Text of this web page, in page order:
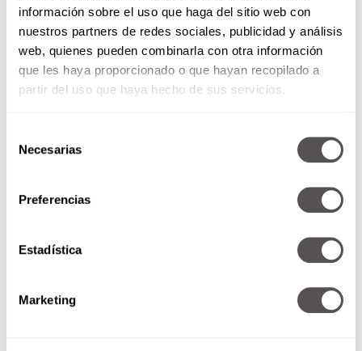
información sobre el uso que haga del sitio web con
nuestros partners de redes sociales, publicidad y análisis
web, quienes pueden combinarla con otra información
que les haya proporcionado o que hayan recopilado a
partir del uso que haya hecho de sus servicios.
Necesarias
Preferencias
Estadística
Marketing